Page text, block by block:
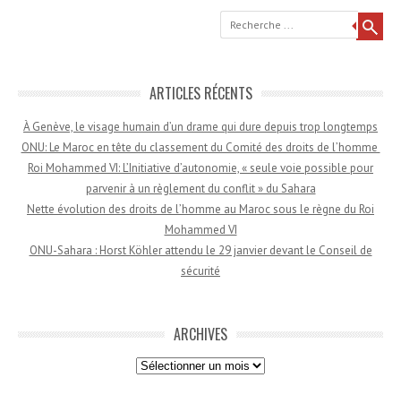
Recherche
ARTICLES RÉCENTS
À Genève, le visage humain d’un drame qui dure depuis trop longtemps
ONU: Le Maroc en tête du classement du Comité des droits de l’homme
Roi Mohammed VI: L’Initiative d’autonomie, « seule voie possible pour
parvenir à un règlement du conflit » du Sahara
Nette évolution des droits de l’homme au Maroc sous le règne du Roi
Mohammed VI
ONU-Sahara : Horst Köhler attendu le 29 janvier devant le Conseil de
sécurité
ARCHIVES
Archives